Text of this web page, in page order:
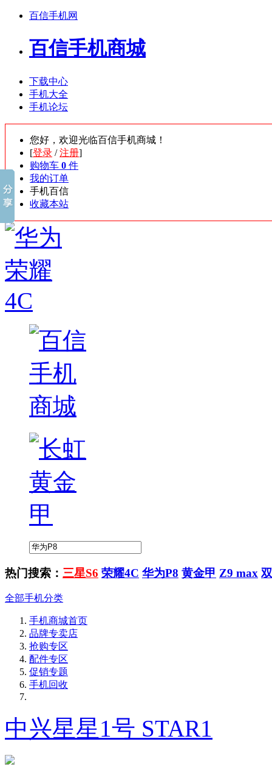
百信手机网
百信手机商城
下载中心
手机大全
手机论坛
您好，欢迎光临百信手机商城！
[登录 /注册]
购物车 0 件
我的订单
手机百信
收藏本站
热门搜索： 三星S6 荣耀4C 华为P8 黄金甲 Z9 max
全部手机分类
手机商城首页
品牌专卖店
抢购专区
配件专区
促销专题
手机回收
中兴星星1号 STAR1